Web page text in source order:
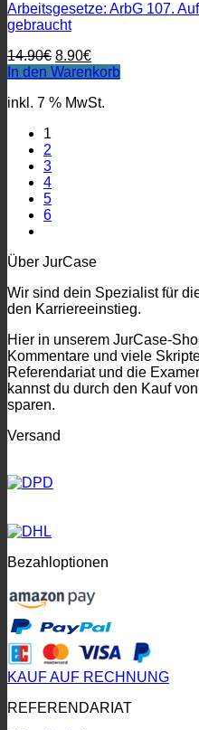
Arbeitsgesetze: ArbG 107.
gebraucht
14.90€ Ursprünglicher
Preis
14.90€
8.90€Aktueller
Preis
8.90€.
In den Warenkorb
inkl. 7 % MwSt.
1
2
3
4
5
6
Über JurCase
Wir sind dein Spezialist für
den Karriereeinstieg.
Hier in unserem JurCase-
Kommentare und viele
Referendariat und die
kannst du durch den Kauf
sparen.
Versand
Bezahloptionen
KAUF AUF RECHNUNG
REFERENDARIAT